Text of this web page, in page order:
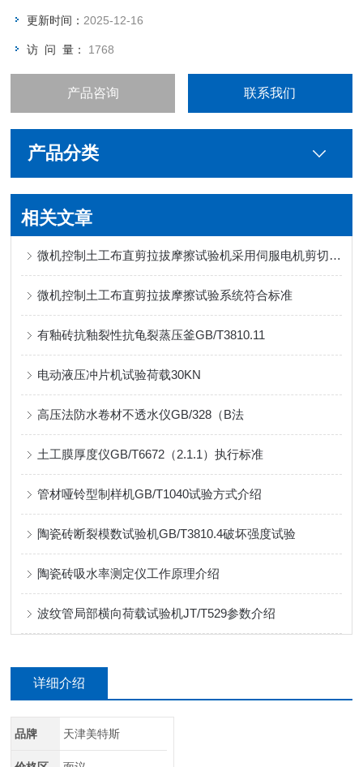
更新时间： 2025-12-16
访 问 量： 1768
产品咨询 联系我们
产品分类
相关文章
微机控制土工布直剪拉拔摩擦试验机采用伺服电机剪切速率准确
微机控制土工布直剪拉拔摩擦试验系统符合标准
有釉砖抗釉裂性抗龟裂蒸压釜GB/T3810.11
电动液压冲片机试验荷载30KN
高压法防水卷材不透水仪GB/328（B法
土工膜厚度仪GB/T6672（2.1.1）执行标准
管材哑铃型制样机GB/T1040试验方式介绍
陶瓷砖断裂模数试验机GB/T3810.4破坏强度试验
陶瓷砖吸水率测定仪工作原理介绍
波纹管局部横向荷载试验机JT/T529参数介绍
详细介绍
品牌 天津美特斯